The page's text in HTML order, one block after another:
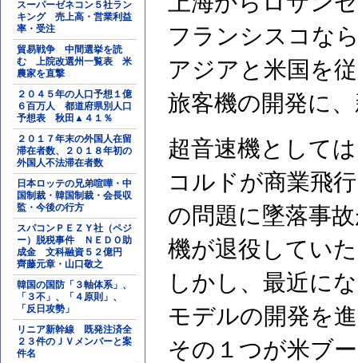
スーパーゼネコン５社ラン
キング 売上高・営業利益
率・受注
貿易戦争 中間選挙を読
む 上院改選州一覧表 米
農家を直撃
２０４５年の人口予想１億
６百万人 都道府県別人口
予想表 秋田▲４１％
２０１７年末の外国人在留
滞在者数、２０１８年初の
外国人不法滞在者数
日本ロッテの兄弟喧嘩・中
国制裁・韓国制裁・会長収
監・今後の行方
スパコンＰＥＺＹ社（ペジ
ー）脱税事件 ＮＥＤＯ助
成金 文科融資５２億円
齊藤元章・山口敬之
韓国の国防「３軸体系」、
「３不」、「４原則」、
「反日攻勢」
リニア新幹線 既発注済全
２３件のＪＶメンバーと案
件名
フランシスコな
アジアと米国を
旅客機の開発に
超音速機として
コルドが商業飛
の問題に墜落事
機が退役してい
しかし、最近に
モデルの開発を
その１つが米ブ